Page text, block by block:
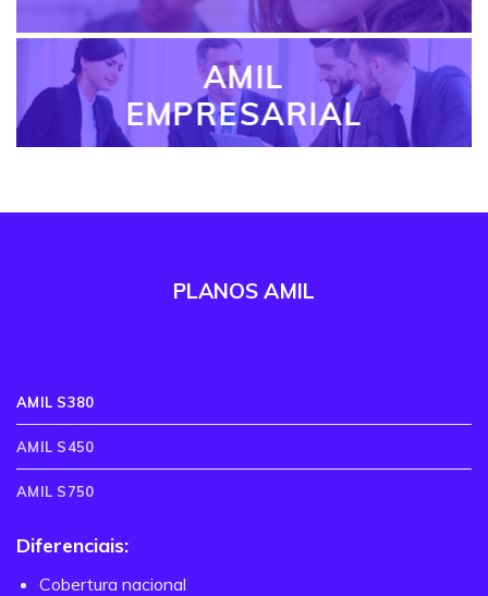
AMIL
EMPRESARIAL
PLANOS AMIL
AMIL S380
AMIL S450
AMIL S750
Diferenciais:
Cobertura nacional